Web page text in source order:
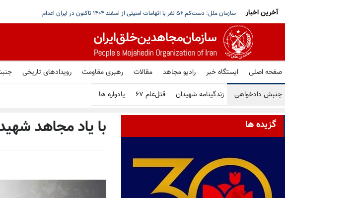
آغاز بازگشت گسترده آوارگان لبنان؛ هم‌زمان با مذاکرات تازه بیروت و اسراییل در رم نمی‌شود؛ هیچ گفتگویی با حوثی‌ها در مسقط
آخرین اخبار
صفحه اصلی ایستگاه خبر رادیو مجاهد مقالات رهبری مقاومت رویدادهای تاریخی
جنبش دادخواهی زندگینامه شهیدان قتل‌عام ۶۷ یادواره ها
با یاد مجاهد گزیده ها